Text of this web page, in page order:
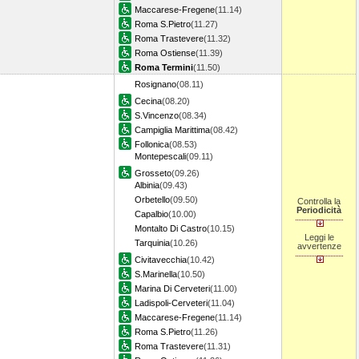
Maccarese-Fregene(11.14)
Roma S.Pietro(11.27)
Roma Trastevere(11.32)
Roma Ostiense(11.39)
Roma Termini(11.50)
Rosignano(08.11)
Cecina(08.20)
S.Vincenzo(08.34)
Campiglia Marittima(08.42)
Follonica(08.53)
Montepescali(09.11)
Grosseto(09.26)
Albinia(09.43)
Orbetello(09.50)
Capalbio(10.00)
Montalto Di Castro(10.15)
Tarquinia(10.26)
Civitavecchia(10.42)
S.Marinella(10.50)
Marina Di Cerveteri(11.00)
Ladispoli-Cerveteri(11.04)
Maccarese-Fregene(11.14)
Roma S.Pietro(11.26)
Roma Trastevere(11.31)
Controlla la
Periodicità
Leggi le
avvertenze